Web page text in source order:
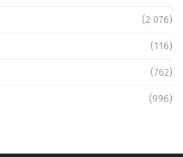
(2 076)
(116)
(762)
(996)